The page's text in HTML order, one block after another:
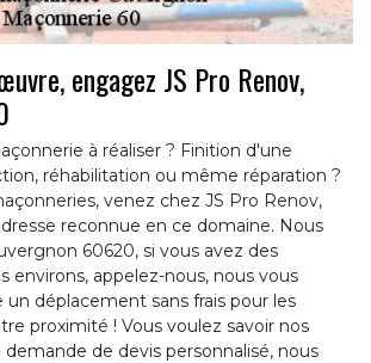
engagez JS Pro Renov,
à réaliser ? Finition d'une
réhabilitation ou même réparation ?
venez chez JS Pro Renov,
reconnue en ce domaine. Nous
60620, si vous avez des
environs, appelez-nous, nous vous
déplacement sans frais pour les
proximité ! Vous voulez savoir nos
de devis personnalisé, nous